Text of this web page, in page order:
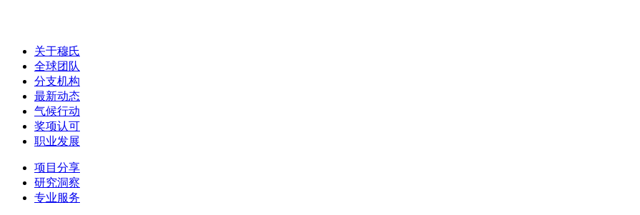
关于穆氏
全球团队
分支机构
最新动态
气候行动
奖项认可
职业发展
项目分享
研究洞察
专业服务